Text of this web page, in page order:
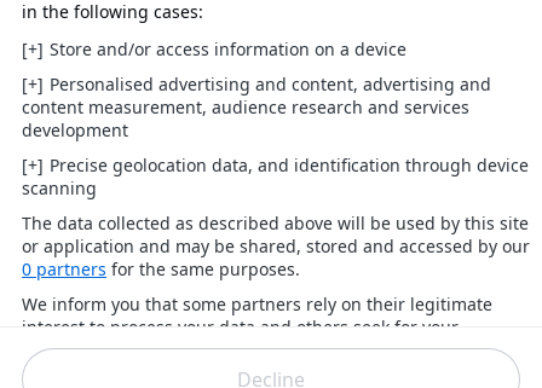
L'ACTU DE L'OL
l'évènement" : un dispositif anti-
drones déployé autour du Groupama
Stadium pour OL-Sparta Prague
Bruno Guimaraes enfin à Arsenal : le
Toutes les infos
VOUS AVEZ LA PAROLE